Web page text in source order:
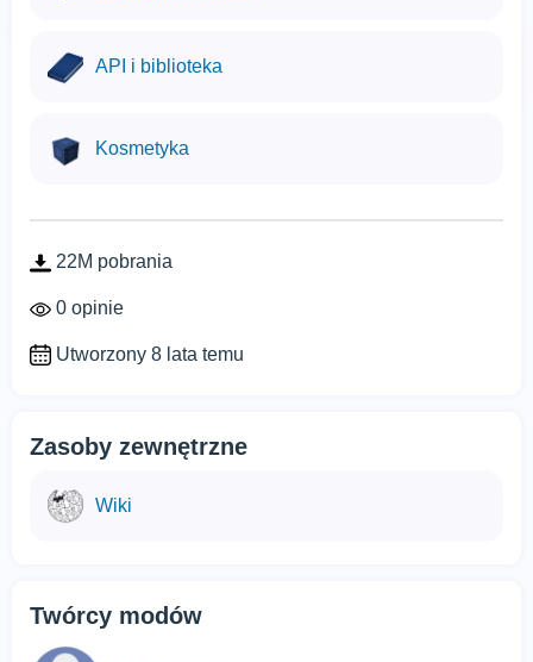
API i biblioteka
Kosmetyka
22M pobrania
0 opinie
Utworzony 8 lata temu
Zasoby zewnętrzne
Wiki
Twórcy modów